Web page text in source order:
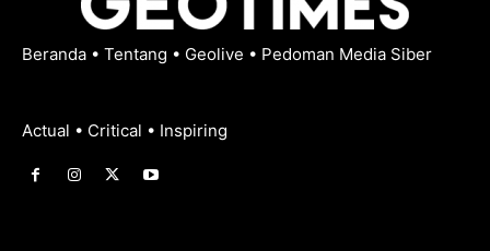
Beranda • Tentang • Geolive • Pedoman Media Siber
Actual • Critical • Inspiring